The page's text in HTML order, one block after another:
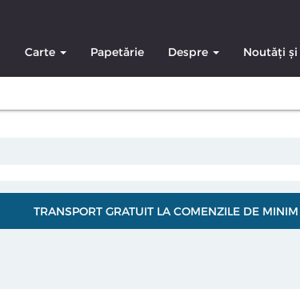
Carte Papetărie Despre Noutăți
TRANSPORT GRATUIT LA COMENZILE DE